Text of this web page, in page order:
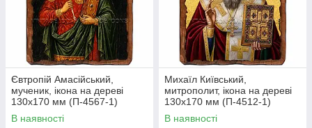
Євтропій Амасійський,
мученик, ікона на дереві
130х170 мм (П-4567-1)
В наявності
Михаїл Київський,
митрополит, ікона на дереві
130х170 мм (П-4512-1)
В наявності